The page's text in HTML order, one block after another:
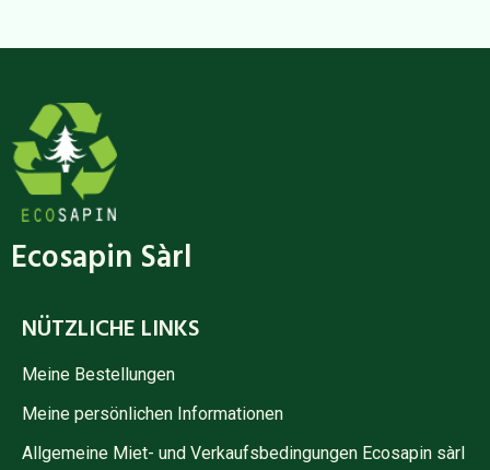
Ecosapin Sàrl
NÜTZLICHE LINKS
Meine Bestellungen
Meine persönlichen Informationen
Allgemeine Miet- und Verkaufsbedingungen Ecosapin sàrl